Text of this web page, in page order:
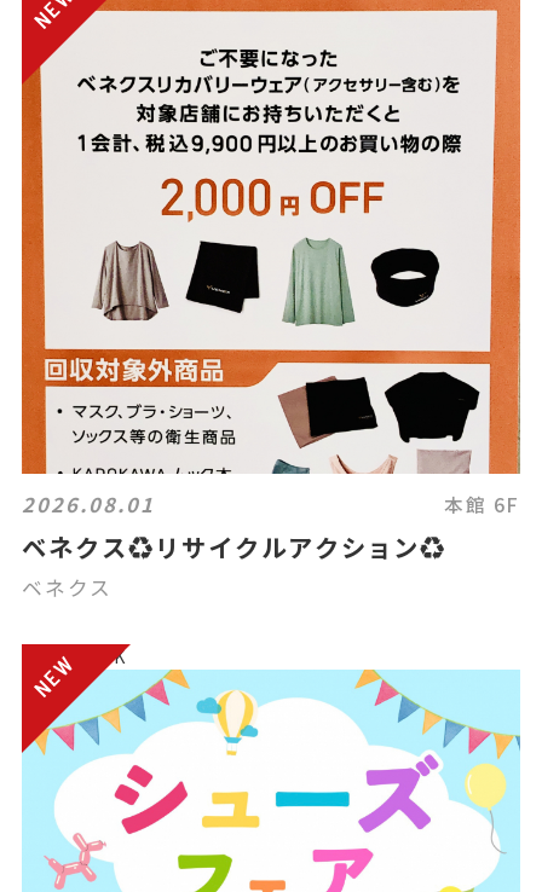
2026.08.01 本館 6F
ベネクス♻️リサイクルアクション♻️
ベネクス
電話注文OK